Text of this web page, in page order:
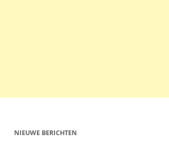
NIEUWE BERICHTEN